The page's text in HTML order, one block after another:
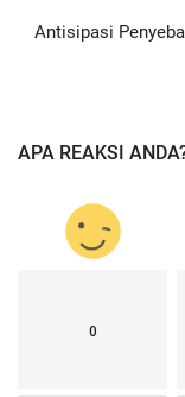
Antisipasi
APA REAKSI
0